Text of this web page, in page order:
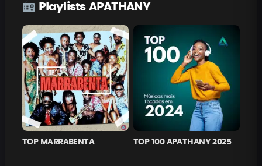
Playlists APATHANY
TOP MARRABENTA TOP 100 APATHANY 2025